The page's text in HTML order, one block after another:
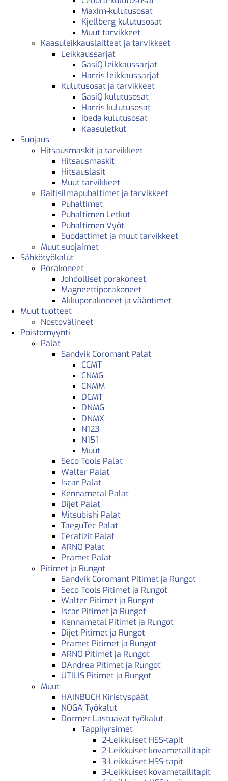
Maxim-kulutusosat
Kjellberg-kulutusosat
Muut tarvikkeet
Kaasuleikkauslaitteet ja tarvikkeet
Leikkaussarjat
GasiQ leikkaussarjat
Harris leikkaussarjat
Kulutusosat ja tarvikkeet
GasiQ kulutusosat
Harris kulutusosat
Ibeda kulutusosat
Kaasuletkut
Suojaus
Hitsausmaskit ja tarvikkeet
Hitsausmaskit
Hitsauslasit
Muut tarvikkeet
Raitisilmapuhaltimet ja tarvikkeet
Puhaltimet
Puhaltimen Letkut
Puhaltimen Vyöt
Suodattimet ja muut tarvikkeet
Muut suojaimet
Sähkötyökalut
Porakoneet
Johdolliset porakoneet
Magneettiporakoneet
Akkuporakoneet ja vääntimet
Muut tuotteet
Nostovälineet
Poistomyynti
Palat
Sandvik Coromant Palat
CCMT
CNMG
CNMM
DCMT
DNMG
DNMX
N123
N151
Muut
Seco Tools Palat
Walter Palat
Iscar Palat
Kennametal Palat
Dijet Palat
Mitsubishi Palat
TaeguTec Palat
Ceratizit Palat
ARNO Palat
Pramet Palat
Pitimet ja Rungot
Sandvik Coromant Pitimet ja Rungot
Seco Tools Pitimet ja Rungot
Walter Pitimet ja Rungot
Iscar Pitimet ja Rungot
Kennametal Pitimet ja Rungot
Dijet Pitimet ja Rungot
Pramet Pitimet ja Rungot
ARNO Pitimet ja Rungot
DAndrea Pitimet ja Rungot
UTILIS Pitimet ja Rungot
Muut
HAINBUCH Kiristyspäät
NOGA Työkalut
Dormer Lastuavat työkalut
Tappijyrsimet
2-Leikkuiset HSS-tapit
2-Leikkuiset kovametallitapit
3-Leikkuiset HSS-tapit
3-Leikkuiset kovametallitapit